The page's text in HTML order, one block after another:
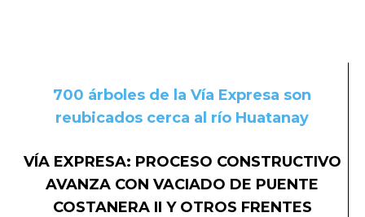
700 árboles de la Vía Expresa son
reubicados cerca al río Huatanay
VÍA EXPRESA: PROCESO CONSTRUCTIVO
AVANZA CON VACIADO DE PUENTE
COSTANERA II Y OTROS FRENTES